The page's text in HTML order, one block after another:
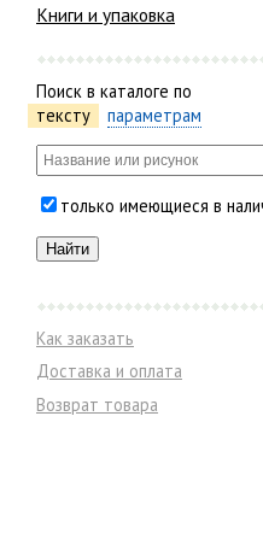
Книги и упаковка
Поиск в каталоге по
тексту
параметрам
только имеющиеся в
Как заказать
Доставка и оплата
Возврат товара